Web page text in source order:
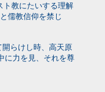
ト教にたいする理解
儒教信仰を禁じ
開らけし時、高天原
に力を見、それを尊